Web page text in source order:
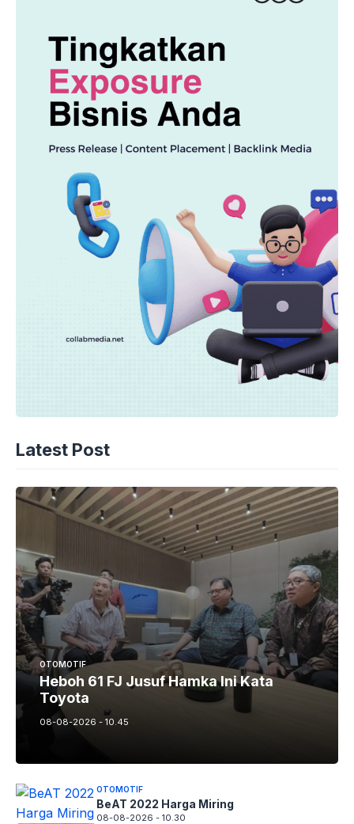
Latest Post
OTOMOTIF
Heboh 61 FJ Jusuf Hamka Ini Kata
Toyota
08-08-2026 - 10.45
OTOMOTIF
BeAT 2022 Harga Miring
08-08-2026 - 10.30